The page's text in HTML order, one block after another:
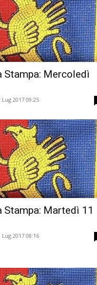
Stampa: Mercoledì
Lug 2017 09:25
Stampa: Martedì 11
Lug 2017 08:16